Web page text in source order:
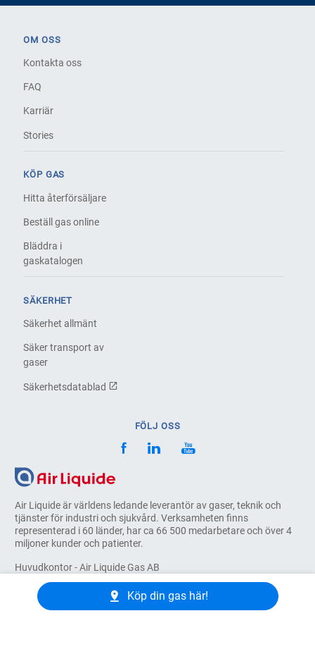
Köp din gas här!
Air Liquide är världens ledande leverantör av gaser, teknik och
tjänster för industri och sjukvård. Verksamheten finns
representerad i 60 länder, har ca 66 500 medarbetare och över 4
miljoner kunder och patienter.
Huvudkontor - Air Liquide Gas AB
Pulpetgatan 20
215 37 Malmö - Sverige
OM OSS
Kontakta oss
FAQ
Karriär
Stories
KÖP GAS
Hitta återförsäljare
Beställ gas online
Bläddra i
gaskatalogen
SÄKERHET
Säkerhet allmänt
Säker transport av
gaser
Säkerhetsdatablad
FÖLJ OSS